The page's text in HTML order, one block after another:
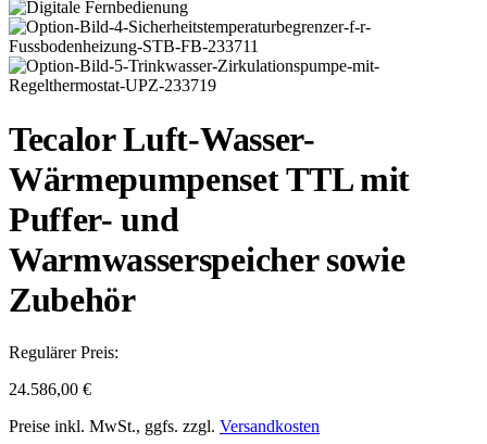
Tecalor Luft-Wasser-
Wärmepumpenset TTL mit
Puffer- und
Warmwasserspeicher sowie
Zubehör
Regulärer Preis:
24.586,00 €
Preise inkl. MwSt., ggfs. zzgl. Versandkosten